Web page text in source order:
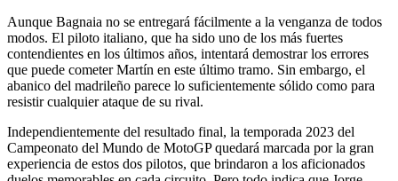
Aunque Bagnaia no se entregará fácilmente a la venganza de todos
modos. El piloto italiano, que ha sido uno de los más fuertes
contendientes en los últimos años, intentará demostrar los errores
que puede cometer Martín en este último tramo. Sin embargo, el
abanico del madrileño parece lo suficientemente sólido como para
resistir cualquier ataque de su rival.
Independientemente del resultado final, la temporada 2023 del
Campeonato del Mundo de MotoGP quedará marcada por la gran
experiencia de estos dos pilotos, que brindaron a los aficionados